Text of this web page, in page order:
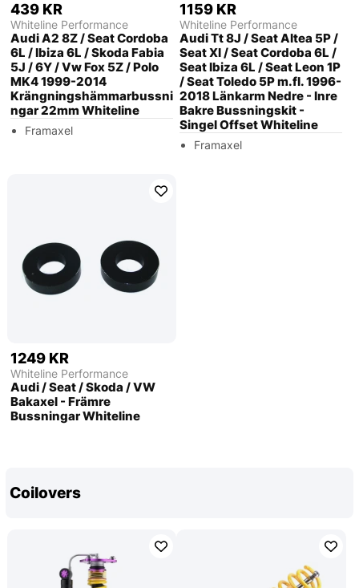
439 KR
Whiteline Performance
Audi A2 8Z / Seat Cordoba
6L / Ibiza 6L / Skoda Fabia
5J / 6Y / Vw Fox 5Z / Polo
MK4 1999-2014
Krängningshämmarbussni
ngar 22mm Whiteline
Framaxel
1159 KR
Whiteline Performance
Audi Tt 8J / Seat Altea 5P /
Seat Xl / Seat Cordoba 6L /
Seat Ibiza 6L / Seat Leon 1P
/ Seat Toledo 5P m.fl. 1996-
2018 Länkarm Nedre - Inre
Bakre Bussningskit -
Singel Offset Whiteline
Framaxel
1249 KR
Whiteline Performance
Audi / Seat / Skoda / VW
Bakaxel - Främre
Bussningar Whiteline
Coilovers